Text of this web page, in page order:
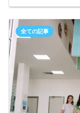
全ての記事